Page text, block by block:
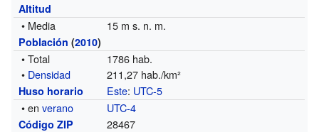
Altitud
• Media 15 m s. n. m.
Población (2010)
• Total
1786 hab.
• Densidad 211,27 hab./km²
Huso horario Este: UTC-5
• enverano UTC-4
Código ZIP 28467